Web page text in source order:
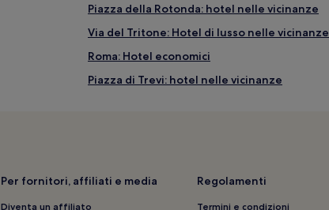
Piazza della Rotonda: hotel nelle vicinanze
Via del Tritone: Hotel di lusso nelle vicinanze
Roma: Hotel economici
Piazza di Trevi: hotel nelle vicinanze
Città dell’Acqua: hotel nelle vicinanze
Per fornitori, affiliati e media
Diventa un affiliato
Regolamenti
Termini e condizioni